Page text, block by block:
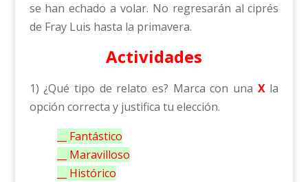
se han echado a volar. No regresarán al ciprés
de Fray Luis hasta la primavera.
Actividades
1) ¿Qué tipo de relato es? Marca con una Xla
opción correcta y justifica tu elección.
__ Fantástico
__ Maravilloso
__ Histórico